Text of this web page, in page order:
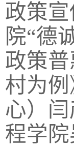
政策
院“德
政策
村为
心）
程学